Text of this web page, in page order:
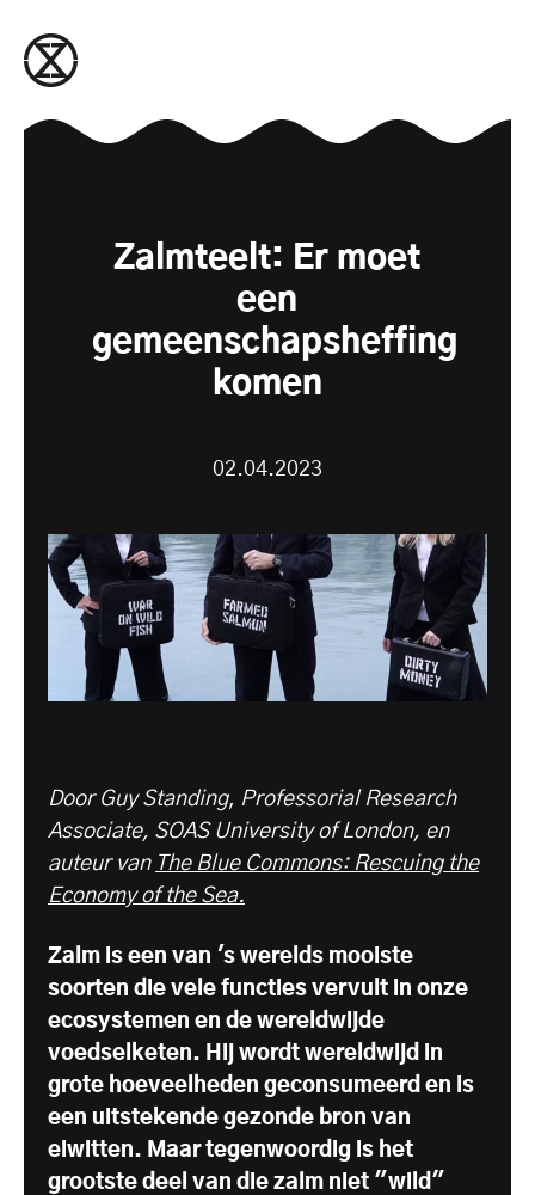
Zalmteelt: Er moet
een
gemeenschapsheffing
komen
02.04.2023
Door Guy Standing, Professorial Research
Associate, SOAS University of London, en
auteur van The Blue Commons: Rescuing the
Economy of the Sea.
Zalm is een van 's werelds mooiste
soorten die vele functies vervult in onze
ecosystemen en de wereldwijde
voedselketen. Hij wordt wereldwijd in
grote hoeveelheden geconsumeerd en is
een uitstekende gezonde bron van
eiwitten. Maar tegenwoordig is het
grootste deel van die zalm niet "wild"